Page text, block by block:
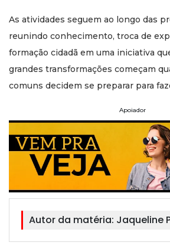
As atividades seguem ao longo das
reunindo conhecimento, troca de
formação cidadã em uma iniciativa
grandes transformações começam
comuns decidem se preparar para
Apoiador
Autor da matéria: Jaqueline